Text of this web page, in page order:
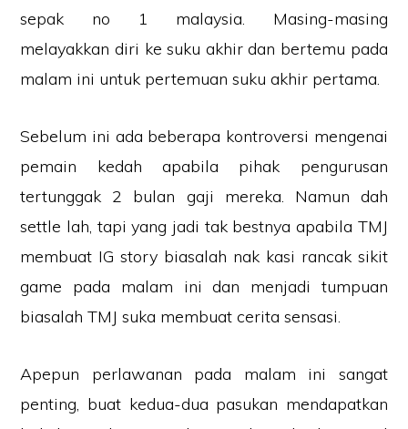
sepak no 1 malaysia. Masing-masing
melayakkan diri ke suku akhir dan bertemu pada
malam ini untuk pertemuan suku akhir pertama.
Sebelum ini ada beberapa kontroversi mengenai
pemain kedah apabila pihak pengurusan
tertunggak 2 bulan gaji mereka. Namun dah
settle lah, tapi yang jadi tak bestnya apabila TMJ
membuat IG story biasalah nak kasi rancak sikit
game pada malam ini dan menjadi tumpuan
biasalah TMJ suka membuat cerita sensasi.
Apepun perlawanan pada malam ini sangat
penting, buat kedua-dua pasukan mendapatkan